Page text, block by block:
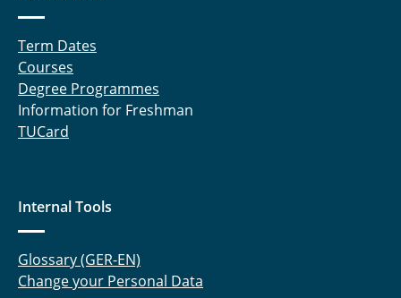
Term Dates
Courses
Degree Programmes
Information for Freshman
TUCard
Internal Tools
Glossary (GER-EN)
Change your Personal Data